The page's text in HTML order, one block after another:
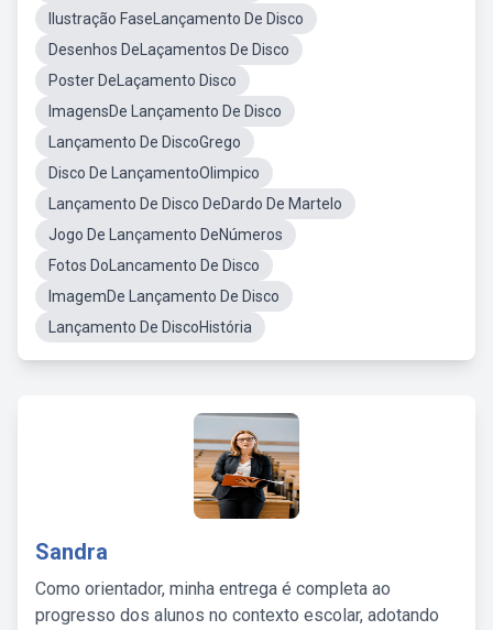
Ilustração FaseLançamento De Disco
Desenhos DeLaçamentos De Disco
Poster DeLaçamento Disco
ImagensDe Lançamento De Disco
Lançamento De DiscoGrego
Disco De LançamentoOlimpico
Lançamento De Disco DeDardo De Martelo
Jogo De Lançamento DeNúmeros
Fotos DoLancamento De Disco
ImagemDe Lançamento De Disco
Lançamento De DiscoHistória
Sandra
Como orientador, minha entrega é completa ao
progresso dos alunos no contexto escolar, adotando